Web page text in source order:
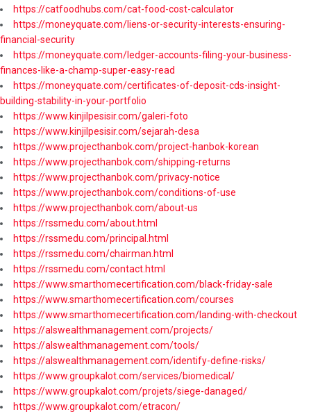
https://catfoodhubs.com/cat-food-cost-calculator
https://moneyquate.com/liens-or-security-interests-ensuring-
financial-security
https://moneyquate.com/ledger-accounts-filing-your-business-
finances-like-a-champ-super-easy-read
https://moneyquate.com/certificates-of-deposit-cds-insight-
building-stability-in-your-portfolio
https://www.kinjilpesisir.com/galeri-foto
https://www.kinjilpesisir.com/sejarah-desa
https://www.projecthanbok.com/project-hanbok-korean
https://www.projecthanbok.com/shipping-returns
https://www.projecthanbok.com/privacy-notice
https://www.projecthanbok.com/conditions-of-use
https://www.projecthanbok.com/about-us
https://rssmedu.com/about.html
https://rssmedu.com/principal.html
https://rssmedu.com/chairman.html
https://rssmedu.com/contact.html
https://www.smarthomecertification.com/black-friday-sale
https://www.smarthomecertification.com/courses
https://www.smarthomecertification.com/landing-with-checkout
https://alswealthmanagement.com/projects/
https://alswealthmanagement.com/tools/
https://alswealthmanagement.com/identify-define-risks/
https://www.groupkalot.com/services/biomedical/
https://www.groupkalot.com/projets/siege-danaged/
https://www.groupkalot.com/etracon/